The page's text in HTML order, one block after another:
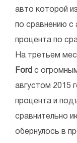
авто которой
по сравнению с
процента по
На третьем
Ford с
августом 2015
процента и
сравнительно
обернулось в